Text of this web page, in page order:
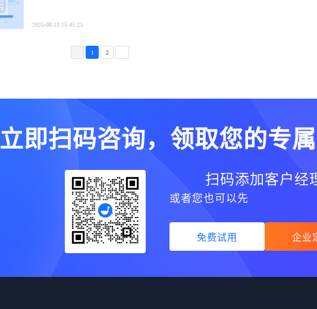
2025-08-13 15:45:23
1 2
立即扫码咨询，领取您的专
扫码添加客户经
或者您也可以先
免费试用 企业